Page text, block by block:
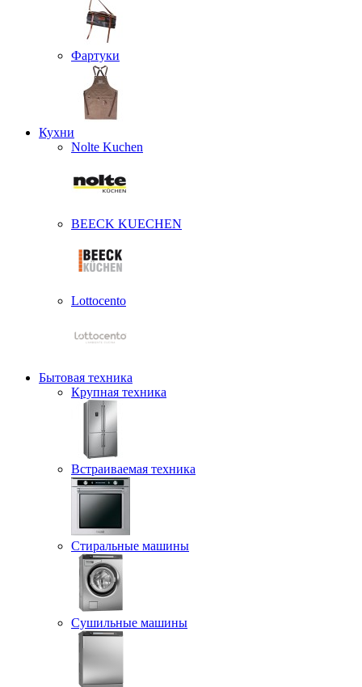
Фартуки
Кухни
Nolte Kuchen
BEECK KUECHEN
Lottocento
Бытовая техника
Крупная техника
Встраиваемая техника
Стиральные машины
Сушильные машины